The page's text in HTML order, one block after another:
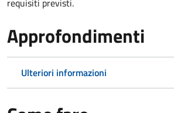
Approfondimenti
Ulteriori informazioni